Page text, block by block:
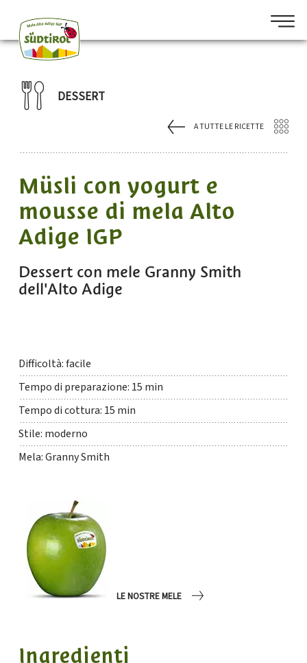
DESSERT
A TUTTE LE RICETTE
Müsli con yogurt e
mousse di mela Alto
Adige IGP
Dessert con mele Granny Smith
dell'Alto Adige
Difficoltà: facile
Tempo di preparazione: 15 min
Tempo di cottura: 15 min
Stile: moderno
Mela: Granny Smith
LE NOSTRE MELE
Ingredienti